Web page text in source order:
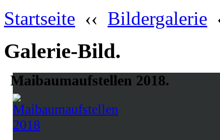
Startseite ‹‹ Bildergalerie
Galerie-Bild.
Maibaumaufstellen 2018.